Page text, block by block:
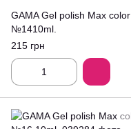
GAMA Gel polish Max color
№1410ml.
215 грн